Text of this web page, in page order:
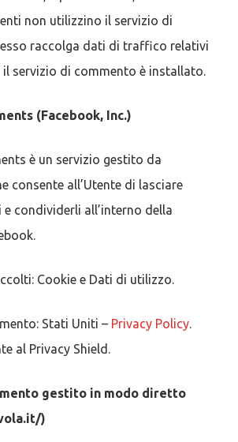
non utilizzino il servizio di
raccolga dati di traffico relativi
il servizio di commento è installato.
(Facebook, Inc.)
è un servizio gestito da
consente all’Utente di lasciare
condividerli all’interno della
Cookie e Dati di utilizzo.
Stati Uniti –Privacy Policy.
al Privacy Shield.
gestito in modo diretto
)